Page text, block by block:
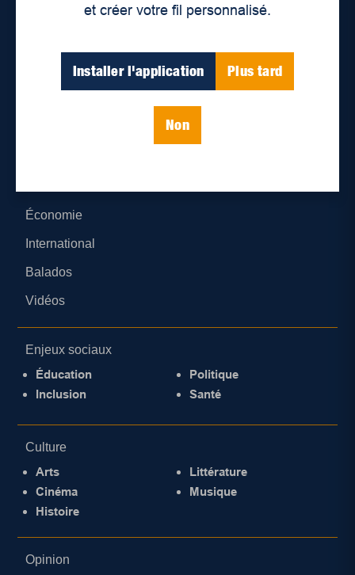
et créer votre fil personnalisé.
Installer l'application Plus tard
Non
Économie
International
Balados
Vidéos
Enjeux sociaux
Éducation
Inclusion
Politique
Santé
Culture
Arts
Cinéma
Histoire
Littérature
Musique
Opinion